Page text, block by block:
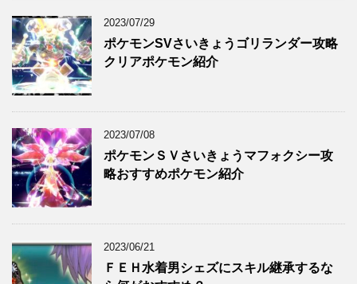
2023/07/29
ポケモンSVさいきょうゴリランダー攻略
クリアポケモン紹介
2023/07/08
ポケモンＳＶさいきょうマフォクシー攻
略おすすめポケモン紹介
2023/06/21
ＦＥＨ水着男シェズにスキル継承するな